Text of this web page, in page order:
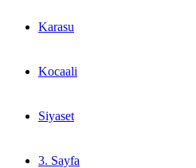
Karasu
Kocaali
Siyaset
3. Sayfa